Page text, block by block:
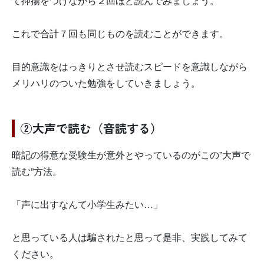
これで合計７回も同じものを読むことができます。
目的意識をはっきりとさせ読むスピードを意識しながら
メリハリのついた勉強をしていきましょう。
②大声で読む（音読する）
暗記の得意な受験生が意外とやっているのがこの”大声で
読む”方法。
「声に出すなんて小学生みたい…」
と思っている人は騙されたと思って是非、実践してみて
ください。